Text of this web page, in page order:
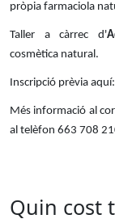
pròpia farmaciola
Taller a càrrec d'
cosmètica natural.
Inscripció prèvia
Més informació al
al telèfon 663 708
Quin cost